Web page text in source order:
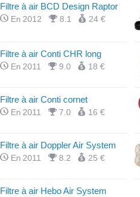
Filtre à air BCD Design Raptor
En 2012 8.1 24 €
Filtre à air Conti CHR long
En 2011 9.0 18 €
Filtre à air Conti cornet
En 2011 7.0 16 €
Filtre à air Doppler Air System
En 2011 8.2 25 €
Filtre à air Hebo Air System